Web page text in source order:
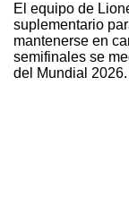
El equipo de
suplementario
mantenerse en
semifinales se
del Mundial 2026.